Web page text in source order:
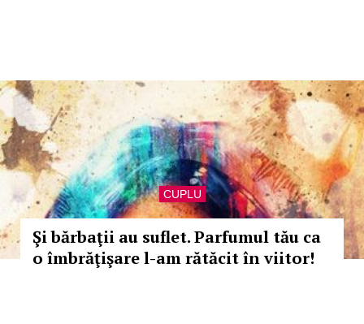
CUPLU
Şi bărbaţii au suflet. Parfumul tău ca
o îmbrăţişare l-am rătăcit în viitor!